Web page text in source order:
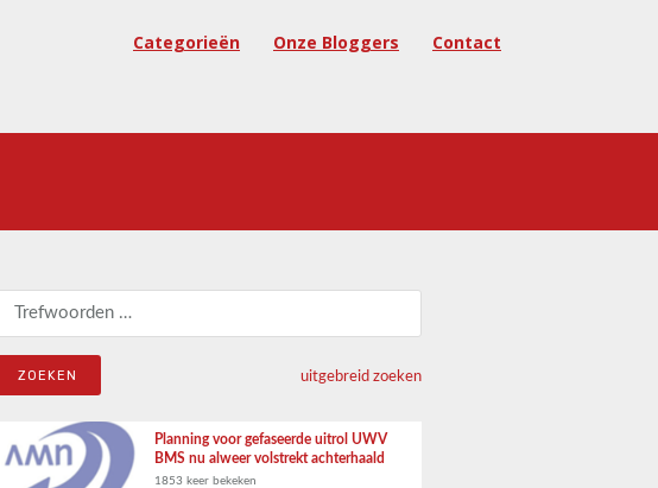
Categorieën Onze Bloggers Contact
Zoeken naar:
uitgebreid zoeken
Planning voor gefaseerde uitrol UWV
BMS nu alweer volstrekt achterhaald
1853 keer bekeken